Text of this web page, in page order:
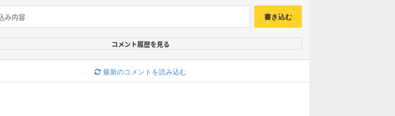
書き込む
コメント履歴を見る
最新のコメントを読み込む